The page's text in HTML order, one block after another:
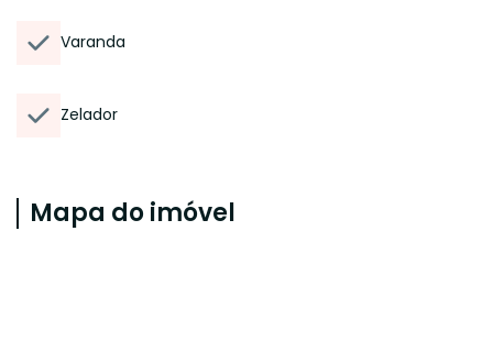
Varanda
Zelador
Mapa do imóvel